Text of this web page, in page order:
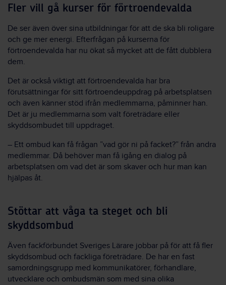
Fler vill gå kurser för förtroendevalda
De ser även över sina utbildningar för att de ska bli roligare
och ge mer energi. Efterfrågan på kurserna för
förtroendevalda har nu ökat så mycket att de fått dubblera
dem.
Det är också viktigt att förtroendevalda har bra
förutsättningar för sitt förtroendeuppdrag på arbetsplatsen
och även känner stöd ifrån medlemmarna, påminner han.
Det är ju medlemmarna som valt företrädare eller
skyddsombudet till uppdraget.
– Ett ombud kan få frågan ”vad gör ni på facket?” från andra
medlemmar. Då behöver man få igång en dialog på
arbetsplatsen om vad det är som skaver och hur man kan
hjälpas åt.
Stöttar att våga ta steget och bli
skyddsombud
Även fackförbundet Sveriges Lärare jobbar på för att få fler
skyddsombud och fackliga företrädare. De har en fast
samordningsgrupp med kommunikatörer, förhandlare,
utvecklare och ombudsmän som med sina olika